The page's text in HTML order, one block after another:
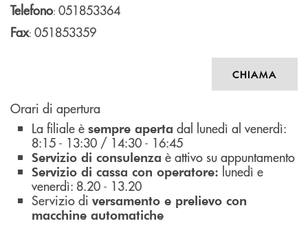
Telefono: 051853364
Fax: 051853359
CHIAMA
Orari di apertura
La filiale è sempre aperta dal lunedì al venerdì:
8:15 - 13:30 / 14:30 - 16:45
Servizio di consulenza è attivo su appuntamento
Servizio di cassa con operatore: lunedì e
venerdì: 8.20 - 13.20
Servizio di versamento e prelievo con
macchine automatiche